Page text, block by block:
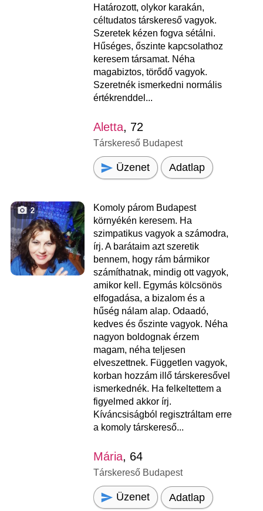
Határozott, olykor karakán,
céltudatos társkereső vagyok.
Szeretek kézen fogva sétálni.
Hűséges, őszinte kapcsolathoz
keresem társamat. Néha
magabiztos, törődő vagyok.
Szeretnék ismerkedni normális
értékrenddel...
Aletta, 72
Társkereső Budapest
Üzenet Adatlap
2
Komoly párom Budapest
környékén keresem. Ha
szimpatikus vagyok a számodra,
írj. A barátaim azt szeretik
bennem, hogy rám bármikor
számíthatnak, mindig ott vagyok,
amikor kell. Egymás kölcsönös
elfogadása, a bizalom és a
hűség nálam alap. Odaadó,
kedves és őszinte vagyok. Néha
nagyon boldognak érzem
magam, néha teljesen
elveszettnek. Független vagyok,
korban hozzám illő társkeresővel
ismerkednék. Ha felkeltettem a
figyelmed akkor írj.
Kíváncsiságból regisztráltam erre
a komoly társkereső...
Mária, 64
Társkereső Budapest
Üzenet Adatlap